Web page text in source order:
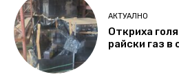
АКТУАЛНО
Откриха
райски газ в